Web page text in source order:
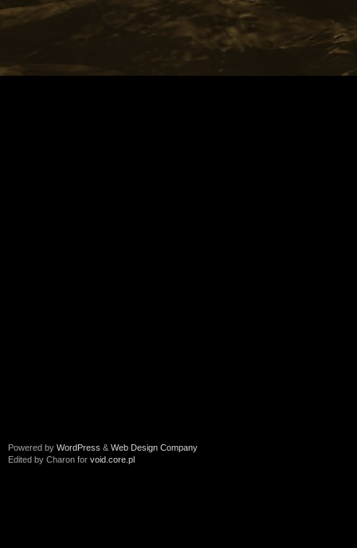
Powered by WordPress & Web Design Company
Edited by Charon for void.core.pl